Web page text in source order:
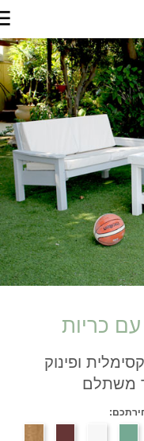
כריות
ופינוק